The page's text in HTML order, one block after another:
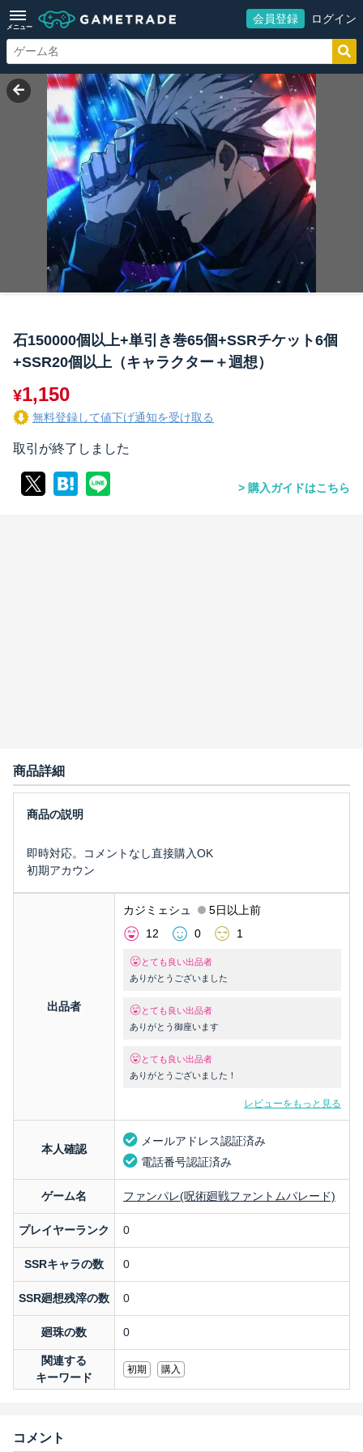
メニュー
会員登録 ログイン
石150000個以上+単引き巻65個+SSRチケット6個
+SSR20個以上（キャラクター＋迴想）
¥1,150
無料登録して値下げ通知を受け取る
取引が終了しました
購入ガイドはこちら
商品詳細
即時対応。コメントなし直接購入OK
初期アカウン
出品者
カジミェシュ
5日以上前
12
0 1
とても良い出品者
ありがとうございました
とても良い出品者
ありがとう御座います
とても良い出品者
ありがとうございました！
レビューをもっと見る
本人確認
メールアドレス認証済み
電話番号認証済み
ゲーム名 ファンパレ(呪術廻戦ファントムパレード)
プレイヤーランク 0
SSRキャラの数 0
SSR廻想残滓の数 0
廻珠の数 0
関連する
キーワード
初期 購入
コメント